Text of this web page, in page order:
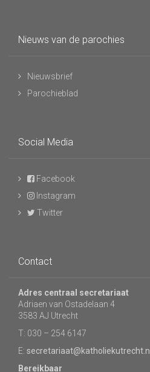
Nieuws van de parochies
Nieuwsbrief
Parochieblad
Social Media
Facebook
Instagram
Twitter
Contact
Adres centraal secretariaat
Adriaen van Ostadelaan 4
3583 AJ Utrecht
T: 030 – 254 6147
E: secretariaat@katholiekutrecht.nl
Bereikbaar